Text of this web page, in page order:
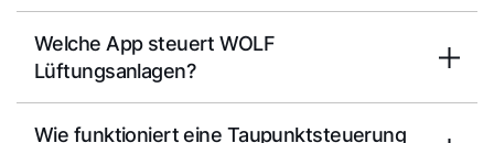
Welche App steuert WOLF
Lüftungsanlagen?
Wie funktioniert eine Taupunktsteuerung